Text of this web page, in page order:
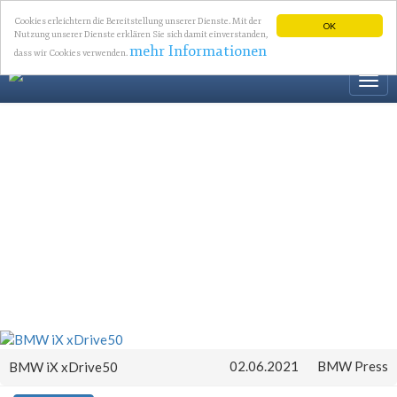
OK
Cookies erleichtern die Bereitstellung unserer Dienste. Mit der
Nutzung unserer Dienste erklären Sie sich damit einverstanden,
dass wir Cookies verwenden.mehr Informationen
BMW iX xDrive50 02.06.2021 BMW Press